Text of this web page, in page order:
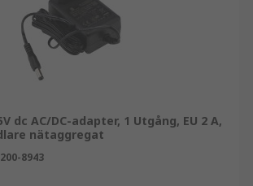
dc AC/DC-adapter, 1 Utgång, EU 2 A,
nätaggregat
200-8943